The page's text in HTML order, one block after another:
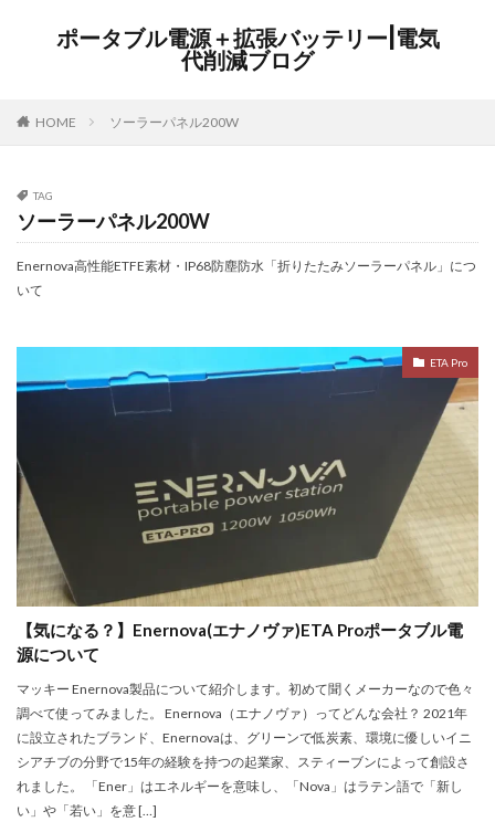
ポータブル電源＋拡張バッテリー|電気
代削減ブログ
HOME ソーラーパネル200W
TAG
ソーラーパネル200W
Enernova高性能ETFE素材・IP68防塵防水「折りたたみソーラーパネル」につ
いて
ETA Pro
【気になる？】Enernova(エナノヴァ)ETA Proポータブル電
源について
マッキー Enernova製品について紹介します。初めて聞くメーカーなので色々
調べて使ってみました。 Enernova（エナノヴァ）ってどんな会社？ 2021年
に設立されたブランド、Enernovaは、グリーンで低炭素、環境に優しいイニ
シアチブの分野で15年の経験を持つの起業家、スティーブンによって創設さ
れました。 「Ener」はエネルギーを意味し、「Nova」はラテン語で「新し
い」や「若い」を意 […]